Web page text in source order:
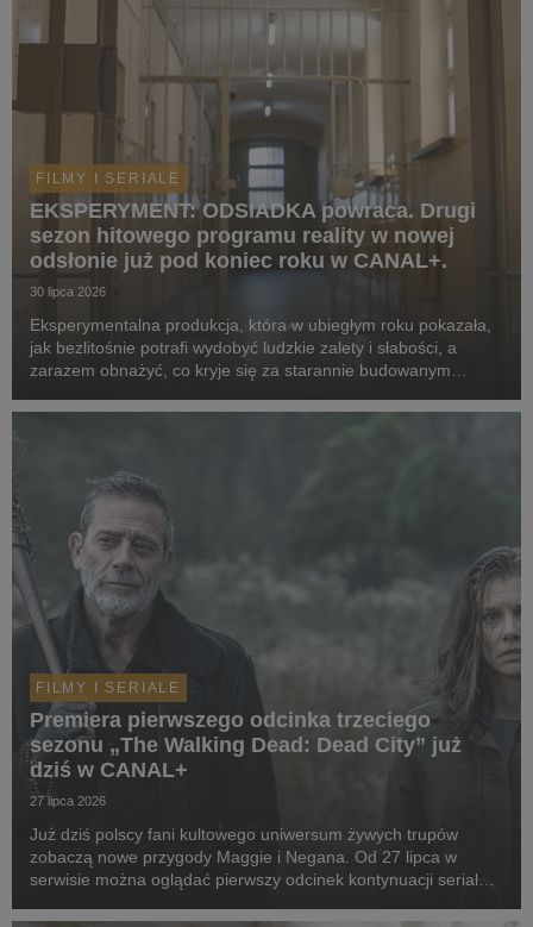
FILMY I SERIALE
EKSPERYMENT: ODSIADKA powraca. Drugi
sezon hitowego programu reality w nowej
odsłonie już pod koniec roku w CANAL+.
30 lipca 2026
Eksperymentalna produkcja, która w ubiegłym roku pokazała,
jak bezlitośnie potrafi wydobyć ludzkie zalety i słabości, a
zarazem obnażyć, co kryje się za starannie budowanym
razem za więzienne kraty trafią kobiety. ...
FILMY I SERIALE
Premiera pierwszego odcinka trzeciego
sezonu „The Walking Dead: Dead City” już
dziś w CANAL+
27 lipca 2026
Już dziś polscy fani kultowego uniwersum żywych trupów
zobaczą nowe przygody Maggie i Negana. Od 27 lipca w
serwisie można oglądać pierwszy odcinek kontynuacji serialu,